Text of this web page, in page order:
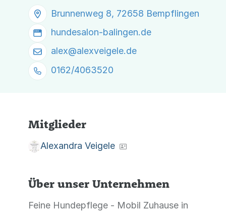
Brunnenweg 8, 72658 Bempflingen
hundesalon-balingen.de
alex@alexveigele.de
0162/4063520
Mitglieder
Alexandra Veigele
Über unser Unternehmen
Feine Hundepflege - Mobil Zuhause in